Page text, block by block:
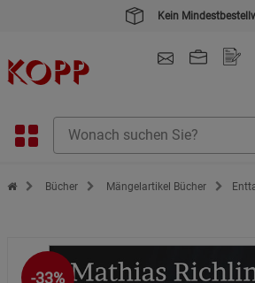
Kein
Zur Startseite des Kopp Verlag Online-Shop
Bücher Mängelartikel Bücher
-33%